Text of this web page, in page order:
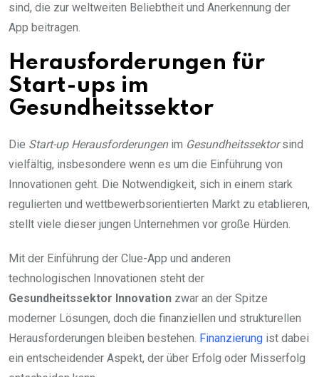
sind, die zur weltweiten Beliebtheit und Anerkennung der
App beitragen.
Herausforderungen für
Start-ups im
Gesundheitssektor
Die Start-up Herausforderungenim Gesundheitssektorsind
vielfältig, insbesondere wenn es um die Einführung von
Innovationen geht. Die Notwendigkeit, sich in einem stark
regulierten und wettbewerbsorientierten Markt zu etablieren,
stellt viele dieser jungen Unternehmen vor große Hürden.
Mit der Einführung der Clue-App und anderen
technologischen Innovationen steht der
Gesundheitssektor Innovation zwar an der Spitze
moderner Lösungen, doch die finanziellen und strukturellen
Herausforderungen bleiben bestehen. Finanzierung ist dabei
ein entscheidender Aspekt, der über Erfolg oder Misserfolg